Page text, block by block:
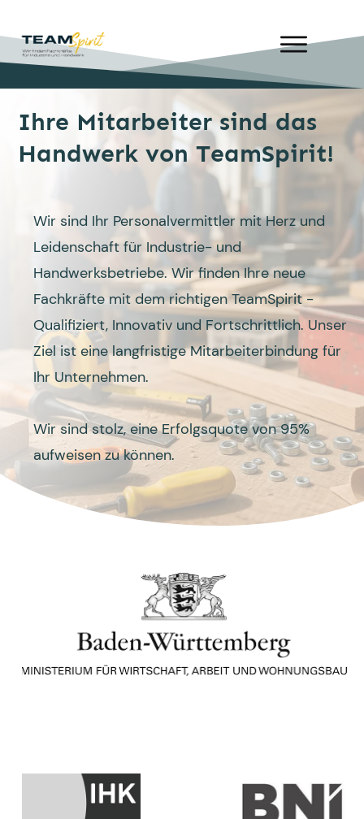
Ihre Mitarbeiter sind das
Handwerk von TeamSpirit!
Wir sind Ihr Personalvermittler mit Herz und
Leidenschaft für Industrie- und
Handwerksbetriebe. Wir finden Ihre neue
Fachkräfte mit dem richtigen TeamSpirit -
Qualifiziert, Innovativ und Fortschrittlich. Unser
Ziel ist eine langfristige Mitarbeiterbindung für
Ihr Unternehmen.
Wir sind stolz, eine Erfolgsquote von 95%
aufweisen zu können.